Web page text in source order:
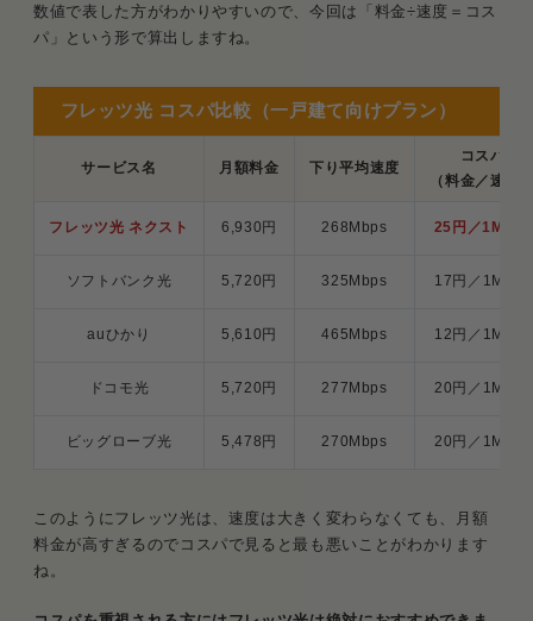
数値で表した方がわかりやすいので、今回は「料金÷速度＝コス
パ」という形で算出しますね。
サービス名 月額料金 下り平均速度
コスパ
（料金／速度
フレッツ光 ネクスト 6,930円 268Mbps 25円／1Mbps
ソフトバンク光 5,720円 325Mbps 17円／1Mbps
auひかり 5,610円 465Mbps 12円／1Mbps
ドコモ光 5,720円 277Mbps 20円／1Mbps
ビッグローブ光 5,478円 270Mbps 20円／1Mbps
フレッツ光 コスパ比較（一戸建て向けプラン）
このようにフレッツ光は、速度は大きく変わらなくても、月額
料金が高すぎるのでコスパで見ると最も悪いことがわかります
ね。